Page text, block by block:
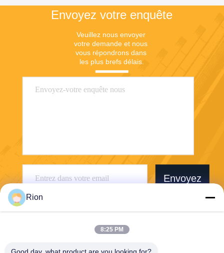
Envoyez votre enquête
Veuillez nous envoyer
votre demande et nous
vous répondrons dans
les plus brefs délais.
Envoyez
Rion
8:25 PM